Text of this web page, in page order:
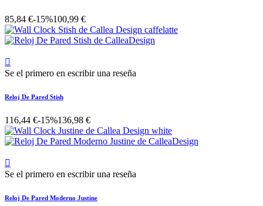
85,84 €-15%100,99 €

Se el primero en escribir una reseña
Reloj De Pared Stish
116,44 €-15%136,98 €

Se el primero en escribir una reseña
Reloj De Pared Moderno Justine